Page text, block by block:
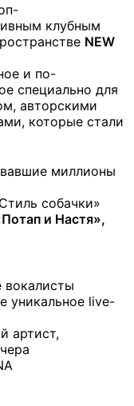
клубным
NEW
и по-
специально для
авторскими
которые стали
миллионы
собачки»
и Настя»,
уникальное live-
артист,